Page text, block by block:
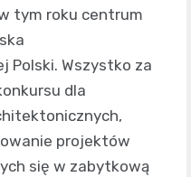
tym roku centrum
Polski. Wszystko za
dla
projektów
się w zabytkową